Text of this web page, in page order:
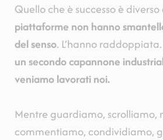
Quello che è successo è
piattaforme non hanno
del senso. L’hanno raddoppiata.
un secondo capannone
veniamo lavorati noi.
Mentre guardiamo, scrolliamo,
commentiamo, condividiamo,